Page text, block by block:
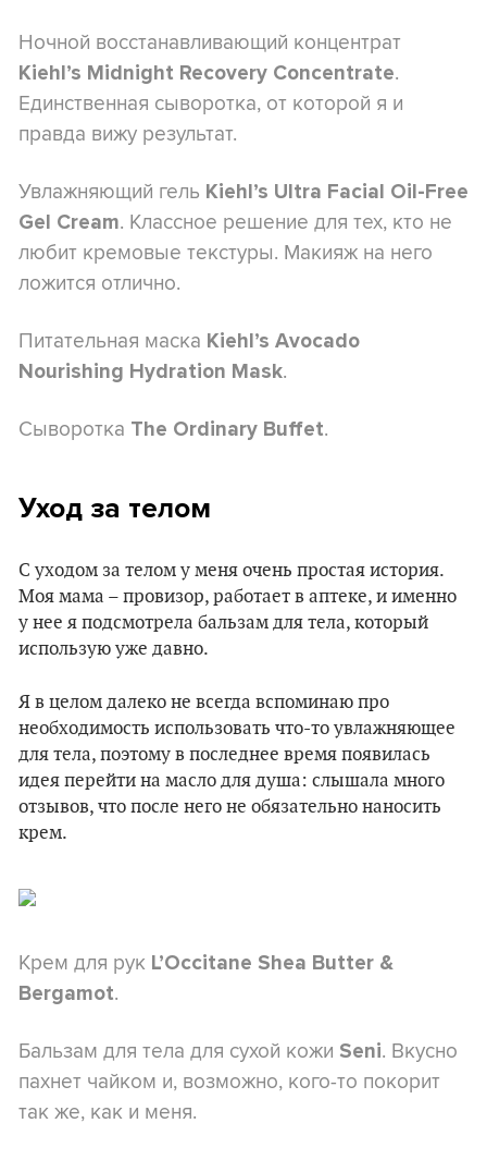
Ночной восстанавливающий концентрат
Kiehl’s Midnight Recovery Concentrate.
Единственная сыворотка, от которой я и
правда вижу результат.
Увлажняющий гель Kiehl’s Ultra Facial Oil-Free
Gel Cream. Классное решение для тех, кто не
любит кремовые текстуры. Макияж на него
ложится отлично.
Питательная маска Kiehl’s Avocado
Nourishing Hydration Mask.
Сыворотка The Ordinary Buffet.
Уход за телом
С уходом за телом у меня очень простая история.
Моя мама – провизор, работает в аптеке, и именно
у нее я подсмотрела бальзам для тела, который
использую уже давно.
Я в целом далеко не всегда вспоминаю про
необходимость использовать что-то увлажняющее
для тела, поэтому в последнее время появилась
идея перейти на масло для душа: слышала много
отзывов, что после него не обязательно наносить
крем.
Крем для рук L’Occitane Shea Butter &
Bergamot.
Бальзам для тела для сухой кожи Seni. Вкусно
пахнет чайком и, возможно, кого-то покорит
так же, как и меня.